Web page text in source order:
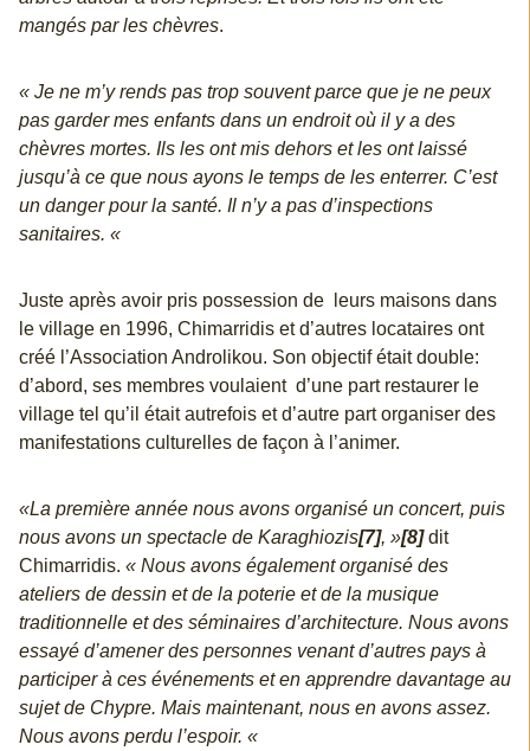
mangés par les chèvres.
« Je ne m’y rends pas trop souvent parce que je ne peux
pas garder mes enfants dans un endroit où il y a des
chèvres mortes. Ils les ont mis dehors et les ont laissé
jusqu’à ce que nous ayons le temps de les enterrer. C’est
un danger pour la santé. Il n’y a pas d’inspections
sanitaires. «
Juste après avoir pris possession de leurs maisons dans
le village en 1996, Chimarridis et d’autres locataires ont
créé l’Association Androlikou. Son objectif était double:
d’abord, ses membres voulaient d’une part restaurer le
village tel qu’il était autrefois et d’autre part organiser des
manifestations culturelles de façon à l’animer.
«La première année nous avons organisé un concert, puis
nous avons un spectacle de Karaghiozis[7], »[8] dit
Chimarridis. « Nous avons également organisé des
ateliers de dessin et de la poterie et de la musique
traditionnelle et des séminaires d’architecture. Nous avons
essayé d’amener des personnes venant d’autres pays à
participer à ces événements et en apprendre davantage au
sujet de Chypre. Mais maintenant, nous en avons assez.
Nous avons perdu l’espoir. «